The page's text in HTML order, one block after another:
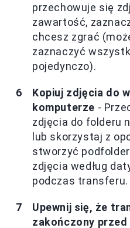
przechowuje się
zawartość,
chcesz zgrać
zaznaczyć
pojedynczo).
Kopiuj zdjęcia do
komputerze -
zdjęcia do folderu
lub skorzystaj z
stworzyć
zdjęcia według
podczas transferu.
Upewnij się, że
zakończony przed